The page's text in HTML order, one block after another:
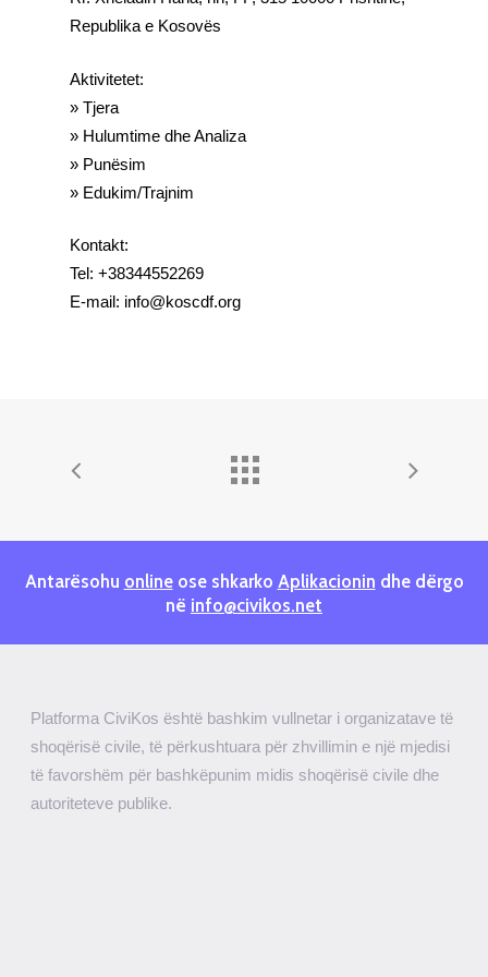
Republika e Kosovës
Aktivitetet:
» Tjera
» Hulumtime dhe Analiza
» Punësim
» Edukim/Trajnim
Kontakt:
Tel: +38344552269
E-mail: info@koscdf.org
Antarësohu onlineose shkarko Aplikacionin dhe dërgo
në info@civikos.net
Platforma CiviKos është bashkim vullnetar i organizatave të
shoqërisë civile, të përkushtuara për zhvillimin e një mjedisi
të favorshëm për bashkëpunim midis shoqërisë civile dhe
autoriteteve publike.